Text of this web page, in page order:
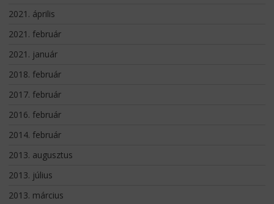
2021. április
2021. február
2021. január
2018. február
2017. február
2016. február
2014. február
2013. augusztus
2013. július
2013. március